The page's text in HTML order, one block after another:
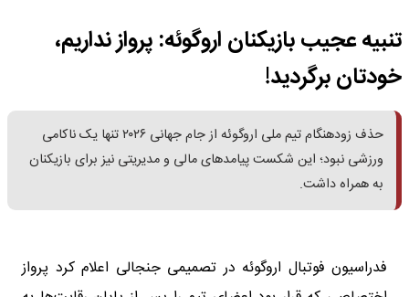
تنبیه عجیب بازیکنان اروگوئه: پرواز نداریم،
خودتان برگردید!
حذف زودهنگام تیم ملی اروگوئه از جام جهانی ۲۰۲۶ تنها یک ناکامی
ورزشی نبود؛ این شکست پیامدهای مالی و مدیریتی نیز برای بازیکنان
به همراه داشت.
فدراسیون فوتبال اروگوئه در تصمیمی جنجالی اعلام کرد پرواز